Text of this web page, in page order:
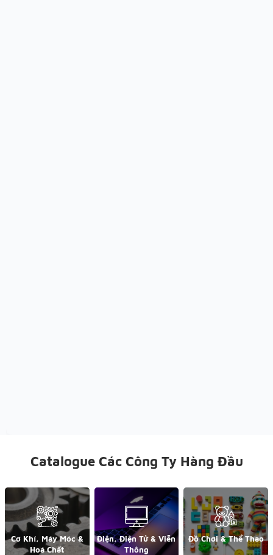
Catalogue Các Công Ty Hàng Đầu
Cơ Khí, Máy Móc &
Hoá Chất
Điện, Điện Tử & Viễn
Thông
Đồ Chơi & Thể Thao